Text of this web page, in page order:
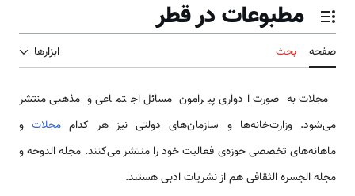
تغییر وضعیت فهرست محتویات
مطبوعات در قطر
صفحه بحث ابزارها
مجلات به صورت ادواری پیرامون مسائل اجتماعی و مذهبی منتشر
می‌شود. وزارت‌خانه‌ها و سازمان‌های دولتی نیز هر کدام مجلاتو
ماهانه‌های تخصصی حوزه‌ی فعالیت خود را منتشر می‌کنند. مجله الدوحه و
مجله الجسره الثقافی هم از نشریات ادبی هستند.